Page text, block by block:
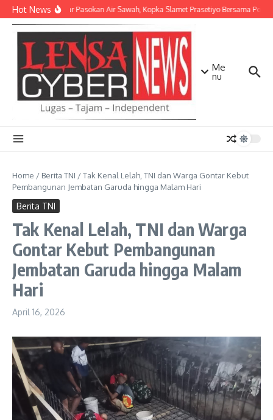
Lewati ke konten
Hot NewsPerlancar Pasokan Air Sawah, Kopka Slamet Prasetiyo Bersama
Me
nu
Home / Berita TNI /Tak Kenal Lelah, TNI dan Warga Gontar Kebut
Pembangunan Jembatan Garuda hingga Malam Hari
Berita TNI
Tak Kenal Lelah, TNI dan Warga
Gontar Kebut Pembangunan
Jembatan Garuda hingga Malam
Hari
April 16, 2026